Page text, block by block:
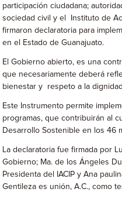
participación ciudadana;
sociedad civil y el Instituto de
firmaron declaratoria para
en el Estado de Guanajuato.
El Gobierno abierto, es una
que necesariamente deberá
bienestar y respeto a la
Este Instrumento permite
programas, que contribuirán al
Desarrollo Sostenible en los 46
La declaratoria fue firmada por
Gobierno; Ma. de los Ángeles
Presidenta del IACIP y Ana
Gentileza es unión, A.C., como